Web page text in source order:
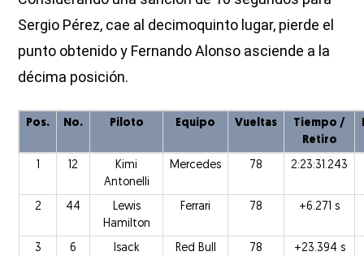
Sergio Pérez, cae al decimoquinto lugar, pierde el
punto obtenido y Fernando Alonso asciende a la
décima posición.
Pos. No. Piloto Equipo Vueltas
Tiempo /
Retiro
1 12
Kimi
Antonelli
Mercedes 78 2:23:31.243
2 44
Lewis
Hamilton
Ferrari 78 +6.271 s
3 6
Isack
Red Bull
78 +23.394 s